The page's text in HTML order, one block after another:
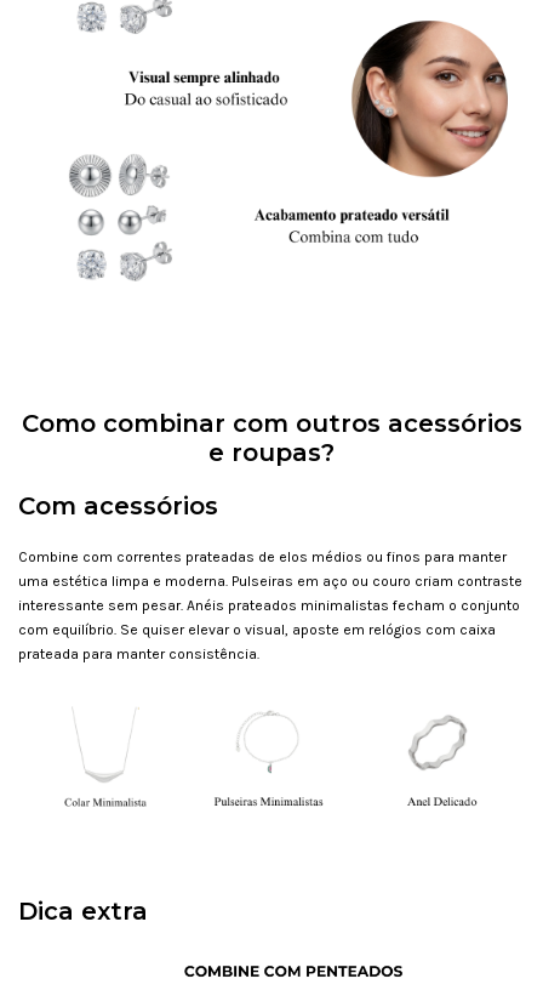
Como combinar com outros acessórios
e roupas?
Com acessórios
Combine com correntes prateadas de elos médios ou finos para manter
uma estética limpa e moderna. Pulseiras em aço ou couro criam contraste
interessante sem pesar. Anéis prateados minimalistas fecham o conjunto
com equilíbrio. Se quiser elevar o visual, aposte em relógios com caixa
prateada para manter consistência.
Dica extra